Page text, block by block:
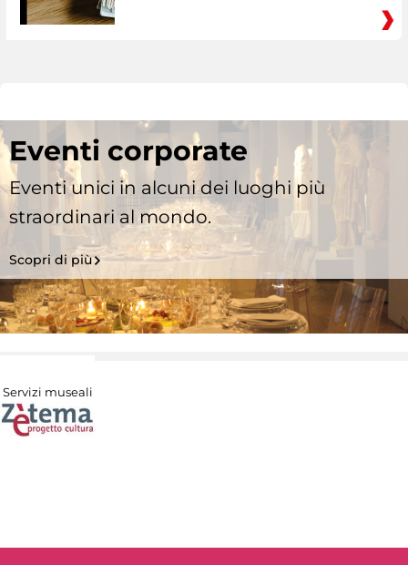
Eventi corporate
Eventi unici in alcuni dei luoghi più
straordinari al mondo.
Scopri di più
Servizi museali